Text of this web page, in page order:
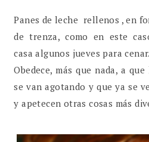
Panes de leche rellenos , en
de trenza, como en este
casa algunos jueves para cenar.
Obedece, más que nada, a
se van agotando y que ya se
y apetecen otras cosas más